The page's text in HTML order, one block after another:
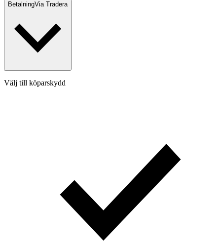
BetalningVia Tradera
Välj till köparskydd